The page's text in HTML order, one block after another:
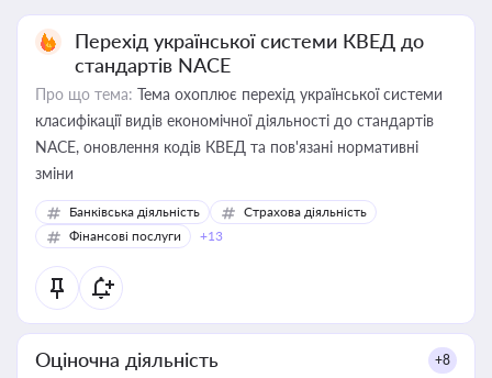
Перехід української системи КВЕД до
стандартів NACE
Про що тема: Тема охоплює перехід української системи
класифікації видів економічної діяльності до стандартів
NACE, оновлення кодів КВЕД та пов'язані нормативні
зміни
Банківська діяльність
Страхова діяльність
Фінансові послуги
+13
Оціночна діяльність +8